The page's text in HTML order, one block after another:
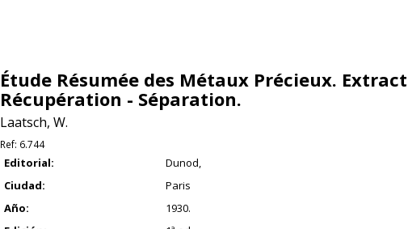
Étude Résumée des Métaux Précieux.
Récupération - Séparation.
Laatsch, W.
Ref: 6.744
Editorial:
Dunod,
Ciudad:
Paris
Año:
1930.